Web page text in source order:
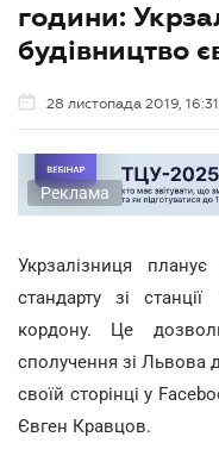
години:
будівництво
28 листопада 2019, 16:31
Реклама
Укрзалізниця
стандарту зі
кордону. Це
сполучення зі Львова
своїй сторінці у
Євген Кравцов.